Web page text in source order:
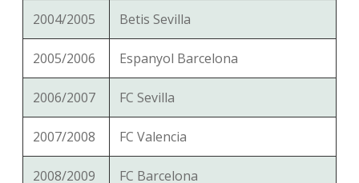
2004/2005 Betis Sevilla
2005/2006 Espanyol Barcelona
2006/2007 FC Sevilla
2007/2008 FC Valencia
2008/2009 FC Barcelona